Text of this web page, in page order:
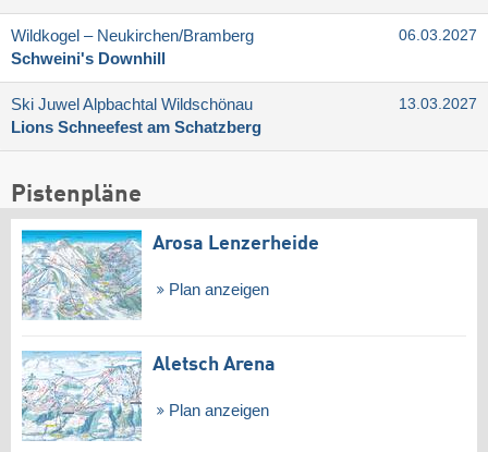
Wildkogel – Neukirchen/​Bramberg
Schweini's Downhill
06.03.2027
Ski Juwel Alpbachtal Wildschönau
Lions Schneefest am Schatzberg
13.03.2027
Pistenpläne
Arosa Lenzerheide
Plan anzeigen
Aletsch Arena
Plan anzeigen